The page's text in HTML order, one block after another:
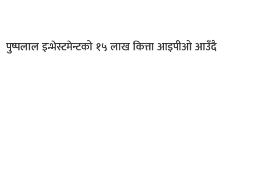
पुष्पलाल इन्भेस्टमेन्टको १५ लाख कित्ता आइपीओ आउँदै